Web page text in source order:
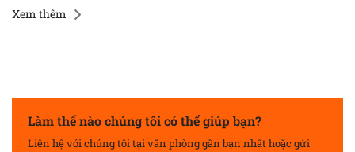
Xem thêm
Làm thế nào chúng tôi có thể giúp bạn?
Liên hệ với chúng tôi tại văn phòng gần bạn nhất hoặc gửi